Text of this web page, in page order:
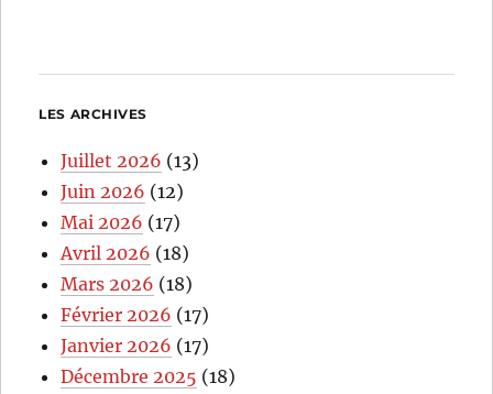
LES ARCHIVES
Juillet 2026 (13)
Juin 2026 (12)
Mai 2026 (17)
Avril 2026 (18)
Mars 2026 (18)
Février 2026 (17)
Janvier 2026 (17)
Décembre 2025 (18)